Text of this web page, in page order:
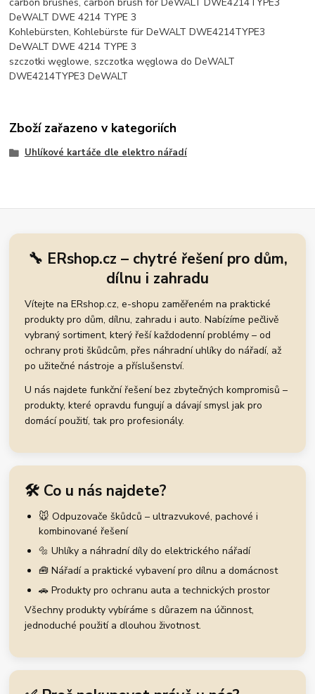
DeWALT DWE 4214 TYPE 3
Kohlebürsten, Kohlebürste für DeWALT DWE4214TYPE3
DeWALT DWE 4214 TYPE 3
szczotki węglowe, szczotka węglowa do DeWALT
DWE4214TYPE3 DeWALT
Zboží zařazeno v kategoriích
Uhlíkové kartáče dle elektro nářadí
🔧 ERshop.cz – chytré řešení pro dům,
dílnu i zahradu
Vítejte na ERshop.cz, e-shopu zaměřeném na praktické
produkty pro dům, dílnu, zahradu i auto. Nabízíme pečlivě
vybraný sortiment, který řeší každodenní problémy – od
ochrany proti škůdcům, přes náhradní uhlíky do nářadí, až
po užitečné nástroje a příslušenství.
U nás najdete funkční řešení bez zbytečných kompromisů –
produkty, které opravdu fungují a dávají smysl jak pro
domácí použití, tak pro profesionály.
🛠️ Co u nás najdete?
🐭 Odpuzovače škůdců – ultrazvukové, pachové i
kombinované řešení
🔩 Uhlíky a náhradní díly do elektrického nářadí
🧰 Nářadí a praktické vybavení pro dílnu a domácnost
🚗 Produkty pro ochranu auta a technických prostor
Všechny produkty vybíráme s důrazem na účinnost,
jednoduché použití a dlouhou životnost.